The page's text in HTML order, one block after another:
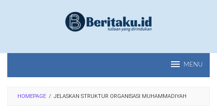
MENU
HOMEPAGE / JELASKAN STRUKTUR ORGANISASI MUHAMMADIYAH